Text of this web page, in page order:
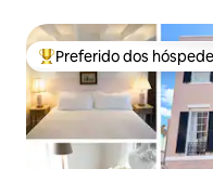
Entre os melhores
Preferido dos